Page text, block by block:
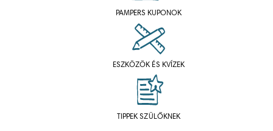
PAMPERS KUPONOK
ESZKÖZÖK ÉS KVÍZEK
TIPPEK SZÜLŐKNEK